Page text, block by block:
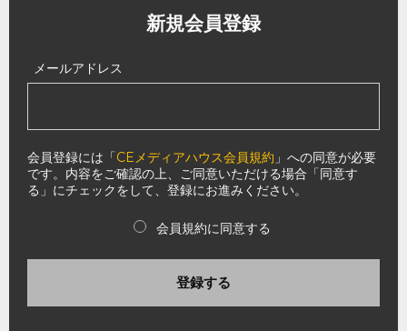
新規会員登録
メールアドレス
会員登録には「CEメディアハウス会員規約 」への同意が必要
です。内容をご確認の上、ご同意いただける場合「同意す
る」にチェックをして、登録にお進みください。
会員規約に同意する
登録する